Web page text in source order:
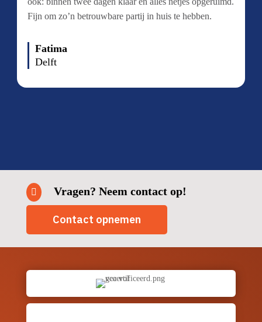
Fijn om zo’n betrouwbare partij in huis te hebben.
Fatima
Delft
 Vragen? Neem contact op!
Contact opnemen